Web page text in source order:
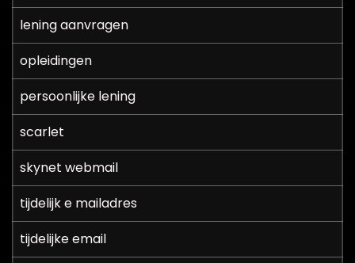
lening aanvragen
opleidingen
persoonlijke lening
scarlet
skynet webmail
tijdelijk e mailadres
tijdelijke email